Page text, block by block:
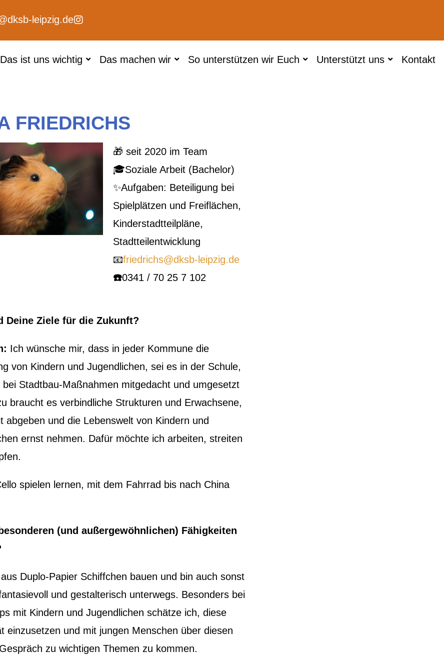
leipzig.de
Das ist uns wichtig Das machen wir So unterstützen wir Euch Unterstützt uns Kontakt
FRIEDRICHS
🎁 seit 2020 im Team
🎓Soziale Arbeit (Bachelor)
✨Aufgaben: Beteiligung bei
Spielplätzen und Freiflächen,
Kinderstadtteilpläne,
Stadtteilentwicklung
📧friedrichs@dksb-leipzig.de
☎️0341 / 70 25 7 102
Deine Ziele für die Zukunft?
Ich wünsche mir, dass in jeder Kommune die
von Kindern und Jugendlichen, sei es in der Schule,
bei Stadtbau-Maßnahmen mitgedacht und umgesetzt
braucht es verbindliche Strukturen und Erwachsene,
abgeben und die Lebenswelt von Kindern und
ernst nehmen. Dafür möchte ich arbeiten, streiten
spielen lernen, mit dem Fahrrad bis nach China
(und außergewöhnlichen) Fähigkeiten
Duplo-Papier Schiffchen bauen und bin auch sonst
und gestalterisch unterwegs. Besonders bei
mit Kindern und Jugendlichen schätze ich, diese
einzusetzen und mit jungen Menschen über diesen
zu wichtigen Themen zu kommen.